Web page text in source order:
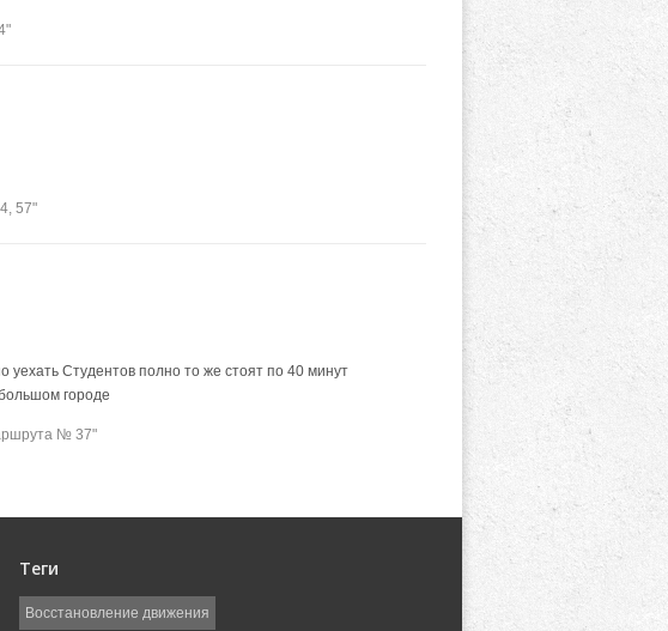
57"
Студентов полно то же стоят по 40 минут
городе
№ 37"
Теги
Восстановление движения